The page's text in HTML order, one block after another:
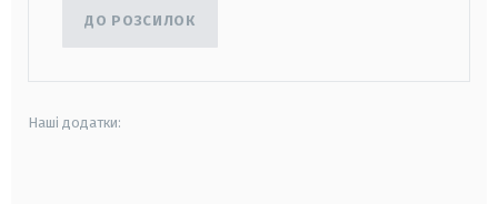
ДО РОЗСИЛОК
Наші додатки: